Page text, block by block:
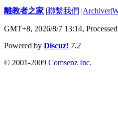
離教者之家 |聯繫我們 |Archiver|
GMT+8, 2026/8/7 13:14,
Powered by Discuz! 7.2
© 2001-2009 Comsenz Inc.